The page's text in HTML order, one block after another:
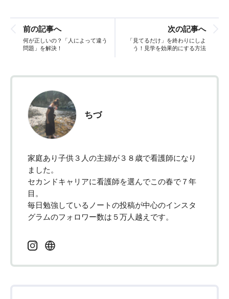
前の記事へ
何が正しいの？「人によって違う
問題」を解決！
次の記事へ
「見てるだけ」を終わりにしよ
う！見学を効果的にする方法
ちづ
家庭あり子供３人の主婦が３８歳で看護師になり
ました。
セカンドキャリアに看護師を選んでこの春で７年
目。
毎日勉強しているノートの投稿が中心のインスタ
グラムのフォロワー数は５万人越えです。